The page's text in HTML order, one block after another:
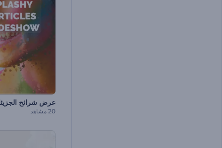
20 مشاهد